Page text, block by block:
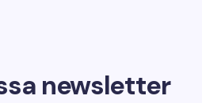
newsletter